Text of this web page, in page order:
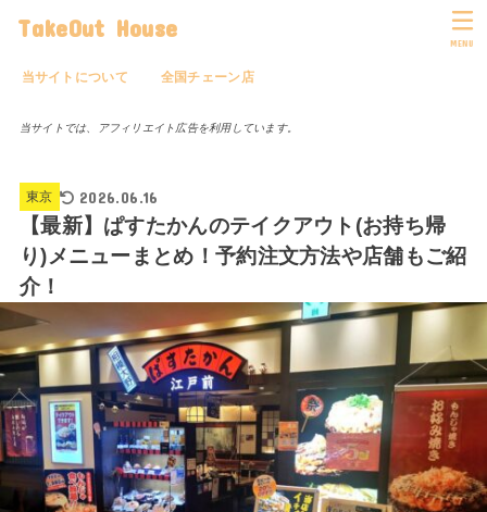
TakeOut House
当サイトについて 全国チェーン店
MENU
当サイトでは、アフィリエイト広告を利用しています。
東京 2026.06.16
【最新】ぱすたかんのテイクアウト(お持ち帰
り)メニューまとめ！予約注文方法や店舗もご紹
介！